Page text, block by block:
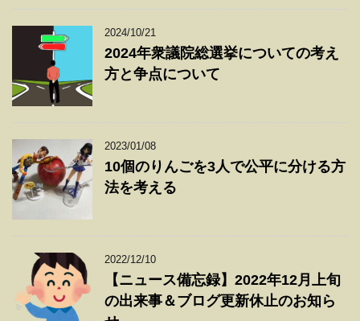
2024/10/21
2024年衆議院総選挙についての考え
方と争点について
2023/01/08
10個のりんごを3人で公平に分ける方
法を考える
2022/12/10
【ニュース備忘録】2022年12月上旬
の出来事＆ブログ更新休止のお知ら